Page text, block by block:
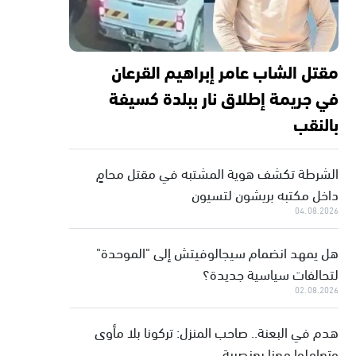
مقتل الشاب عامر إبراهيم القرعان
في جريمة إطلاق نار ببلدة كسيفة
بالنقب
الشرطة تكشف هوية المشتبه في مقتل محامٍ
داخل مكتبه بريشون لتسيون
04.08.2026
هل يمهد انضمام سيجالوفيتش إلى "الموحدة"
لتحالفات سياسية جديدة؟
02.08.2026
هدم في البعنة.. صاحب المنزل: تركونا بلا مأوى